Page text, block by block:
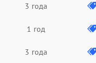
3 года
1 год
3 года